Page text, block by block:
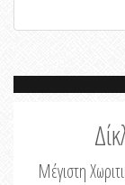
Μέγιστη